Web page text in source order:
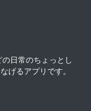
日常のちょっとし
げるアプリです。